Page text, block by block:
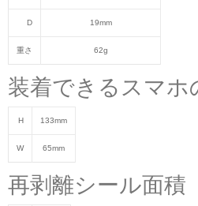
D 19mm
重さ 62g
装着できるスマホ
H 133mm
W 65mm
再剥離シール面積